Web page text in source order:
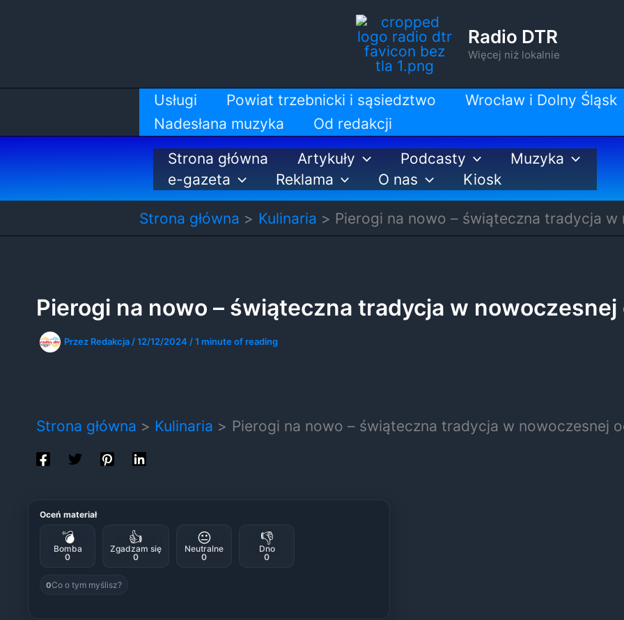
Radio DTR
Więcej niż lokalnie
Usługi Powiat trzebnicki i sąsiedztwo
Wrocław i Dolny Śląsk
Nadesłana muzyka
Od redakcji
Strona główna
Artykuły Podcasty
Muzyka
e-gazeta
Reklama O nas Kiosk
Strona główna Kulinaria Pierogi na nowo – świąteczna tradycja w
Pierogi na nowo – świąteczna tradycja w nowoczesnej
Przez Redakcja /12/12/2024 /1 minute of reading
Strona główna Kulinaria Pierogi na nowo – świąteczna tradycja w nowoczesnej
Oceń materiał
💣
Bomba
0
👍
Zgadzam się
0
😐
Neutralne
0
👎
Dno
0
0Co o tym myślisz?